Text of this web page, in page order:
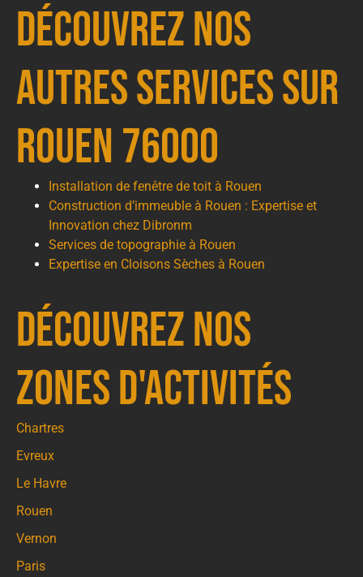
Découvrez nos
autres services sur
Rouen 76000
Installation de fenêtre de toit à Rouen
Construction d’immeuble à Rouen : Expertise et
Innovation chez Dibronm
Services de topographie à Rouen
Expertise en Cloisons Sèches à Rouen
Découvrez nos
zones d'activités
Chartres
Evreux
Le Havre
Rouen
Vernon
Paris